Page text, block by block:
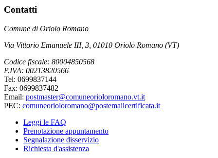
Contatti
Comune di Oriolo Romano
Via Vittorio Emanuele III, 3, 01010 Oriolo Romano (VT)
Codice fiscale: 80004850568
P.IVA: 00213820566
Tel: 0699837144
Fax: 0699837482
Email: postmaster@comuneorioloromano.vt.it
PEC: comuneorioloromano@postemailcertificata.it
Leggi le FAQ
Prenotazione appuntamento
Segnalazione disservizio
Richiesta d'assistenza